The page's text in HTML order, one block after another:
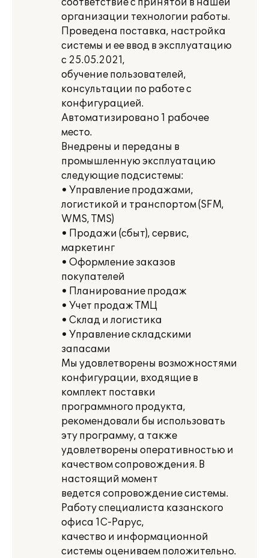
соответствие с принятой в нашей
организации технологии работы.
Проведена поставка, настройка
системы и ее ввод в эксплуатацию
с 25.05.2021,
обучение пользователей,
консультации по работе с
конфигурацией.
Автоматизировано 1 рабочее
место.
Внедрены и переданы в
промышленную эксплуатацию
следующие подсистемы:
• Управление продажами,
логистикой и транспортом (SFM,
WMS, TMS)
• Продажи (сбыт), сервис,
маркетинг
• Оформление заказов
покупателей
• Планирование продаж
• Учет продаж ТМЦ
• Склад и логистика
• Управление складскими
запасами
Мы удовлетворены возможностями
конфигурации, входящие в
комплект поставки
программного продукта,
рекомендовали бы использовать
эту программу, а также
удовлетворены оперативностью и
качеством сопровождения. В
настоящий момент
ведется сопровождение системы.
Работу специалиста казанского
офиса 1С-Рарус,
качество и информационной
системы оцениваем положительно.